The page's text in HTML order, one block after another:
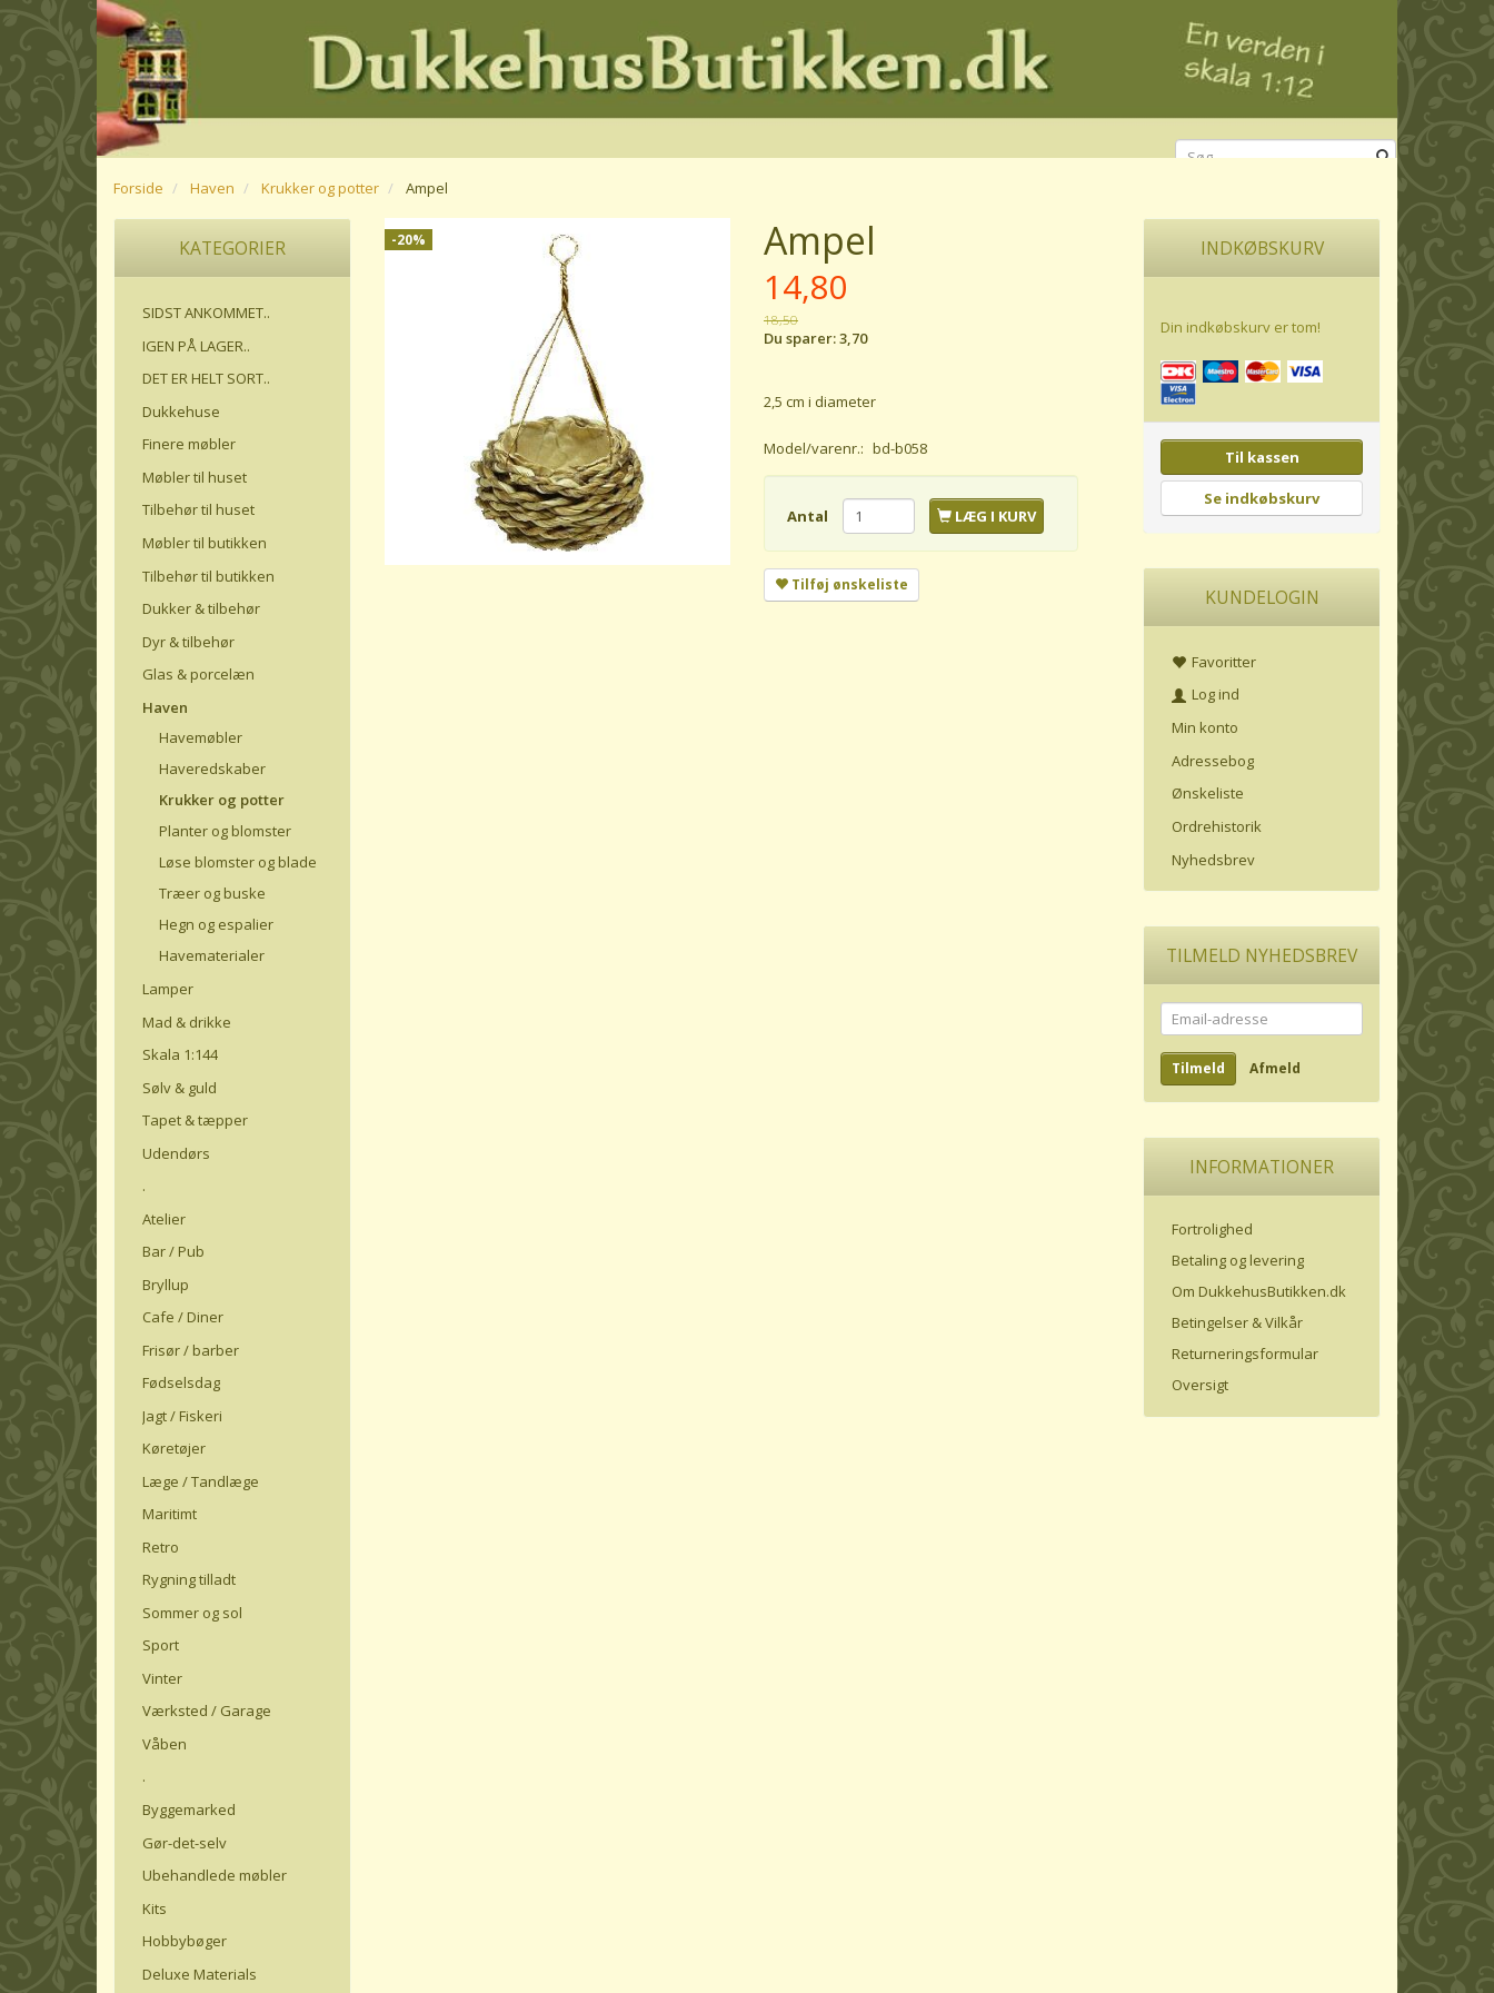
Forside Haven Krukker og potter Ampel
KATEGORIER
SIDST ANKOMMET..
IGEN PÅ LAGER..
DET ER HELT SORT..
Dukkehuse
Finere møbler
Møbler til huset
Tilbehør til huset
Møbler til butikken
Tilbehør til butikken
Dukker & tilbehør
Dyr & tilbehør
Glas & porcelæn
Haven
Havemøbler
Haveredskaber
Krukker og potter
Planter og blomster
Løse blomster og blade
Træer og buske
Hegn og espalier
Havematerialer
Lamper
Mad & drikke
Skala 1:144
Sølv & guld
Tapet & tæpper
Udendørs
.
Atelier
Bar / Pub
Bryllup
Cafe / Diner
Frisør / barber
Fødselsdag
Jagt / Fiskeri
Køretøjer
Læge / Tandlæge
Maritimt
Retro
Rygning tilladt
Sommer og sol
Sport
Vinter
Værksted / Garage
Våben
.
Byggemarked
Gør-det-selv
Ubehandlede møbler
Kits
Hobbybøger
Deluxe Materials
-20% Ampel
14,80
18,50
Du sparer:3,70
2,5 cm i diameter
Model/varenr.: bd-b058
Antal LÆG I KURV
Tilføj ønskeliste
INDKØBSKURV
Din indkøbskurv er tom!
Til kassen
Se indkøbskurv
KUNDELOGIN
Favoritter
Log ind
Min konto
Adressebog
Ønskeliste
Ordrehistorik
Nyhedsbrev
TILMELD NYHEDSBREV
Email-
adresse
Tilmeld Afmeld
INFORMATIONER
Fortrolighed
Betaling og levering
Om DukkehusButikken.dk
Betingelser & Vilkår
Returneringsformular
Oversigt